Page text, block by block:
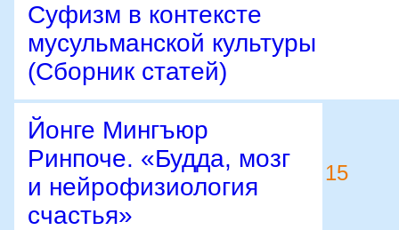
Суфизм в контексте
мусульманской культуры
(Сборник статей)
Йонге Мингъюр
Ринпоче. «Будда, мозг
и нейрофизиология
счастья»
15